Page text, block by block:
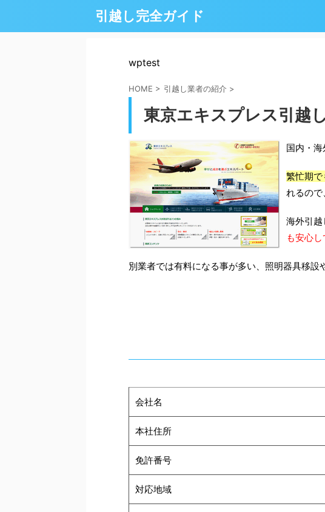
引越し完全ガイド
wptest
HOME > 引越し業者の紹介 >
東京エキスプレス引越
国内・海
繁忙期で
れるので
海外引越
も安心
別業者では有料になる事が多い、照明器具移設
会社名
本社住所
免許番号
対応地域